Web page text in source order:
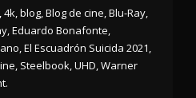
,4k,blog,Blog de cine,Blu-Ray,
,Eduardo Bonafonte,
,El Escuadrón Suicida 2021,
, Steelbook,UHD,Warner